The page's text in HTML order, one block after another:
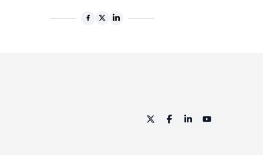
tin cậy, Twintex phục vụ nhiều ngành công nghiệp